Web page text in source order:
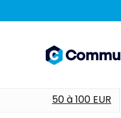
50 à 100 EUR